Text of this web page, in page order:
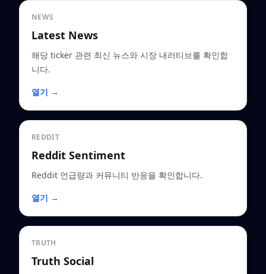
NEWS
Latest News
해당 ticker 관련 최신 뉴스와 시장 내러티브를 확인합
니다.
열기 →
REDDIT
Reddit Sentiment
Reddit 언급량과 커뮤니티 반응을 확인합니다.
열기 →
TRUTH
Truth Social